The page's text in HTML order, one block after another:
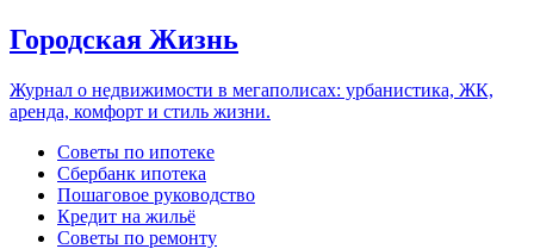
Городская Жизнь
Журнал о недвижимости в мегаполисах: урбанистика, ЖК,
аренда, комфорт и стиль жизни.
Советы по ипотеке
Сбербанк ипотека
Пошаговое руководство
Кредит на жильё
Советы по ремонту